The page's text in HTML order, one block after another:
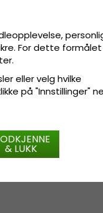
/ 21-21,5 cm
cm / 21,5-22 cm
cm
For dette
eller velg hvilke
på "Innstillinger"
& LUKK